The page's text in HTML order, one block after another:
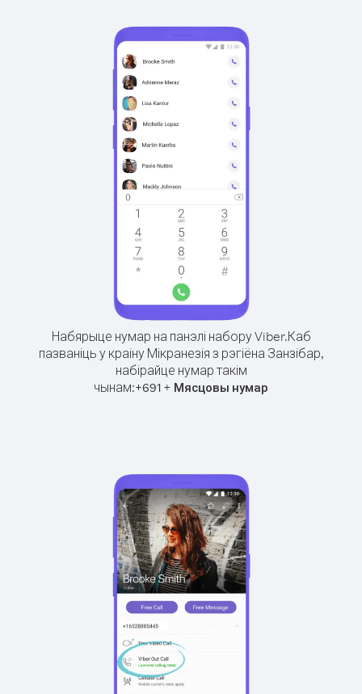
Набярыце нумар на панэлі набору Viber.Каб
пазваніць у краіну Мікранезія з рэгіёна Занзібар,
набірайце нумар такім
чынам:+691 + Мясцовы нумар